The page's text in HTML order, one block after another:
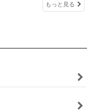
もっと見る